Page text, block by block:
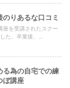
のりあるな口コミ
座を受講されたスクー
た。卒業後、...
る為の自宅での練
ぼ講座